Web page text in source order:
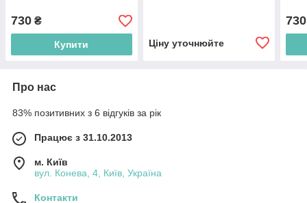
730 ₴
Купити Ціну уточнюйте
730
Про нас
83% позитивних з 6 відгуків за рік
Працює з 31.10.2013
м. Київ
вул. Конева, 4, Київ, Україна
Контакти